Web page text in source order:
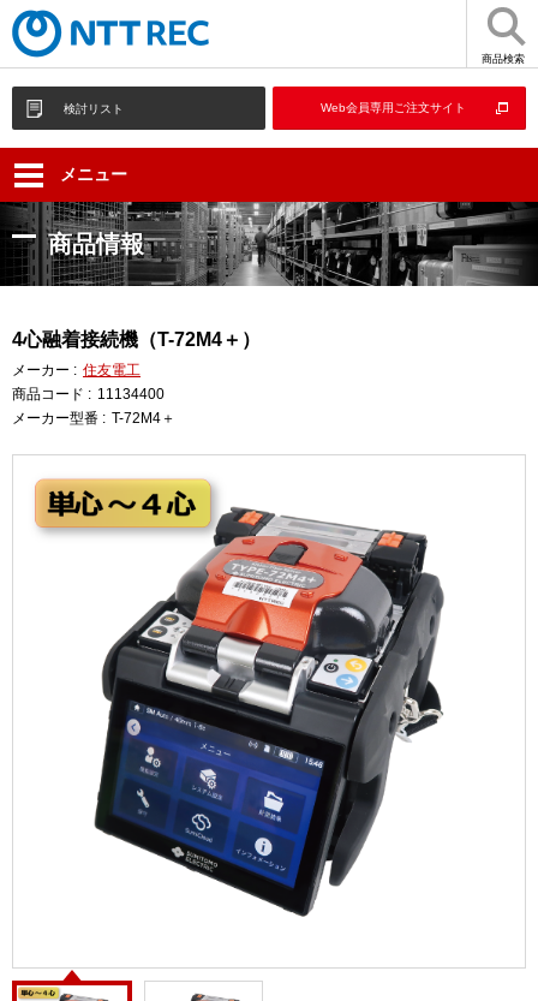
商品検索
検討リスト Web会員専用ご注文サイト
メニュー
商品情報
4心融着接続機（T-72M4＋）
メーカー : 住友電工
商品コード : 11134400
メーカー型番 : T-72M4＋